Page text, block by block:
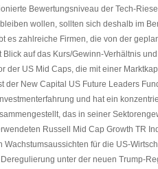
Bewertungsniveau der Tech-
wollen, sollten sich deshalb im
es zahlreiche Firmen, die von der
auf das Kurs/Gewinn-Verhältnis
der US Mid Caps, die mit einer
der New Capital US Future Leaders
und hat ein
das in seiner
Russell Mid Cap Growth TR
Wachstumsaussichten für die US-
unter der neuen Trump-